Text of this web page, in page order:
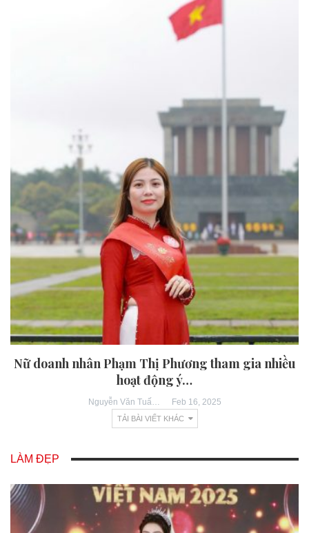
Nữ doanh nhân Phạm Thị Phương tham gia nhiều
hoạt động ý…
Nguyễn Văn Tuấn Feb 16, 2025
TẢI BÀI VIẾT KHÁC
LÀM ĐẸP